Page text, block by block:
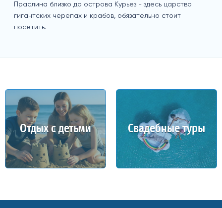
Праслина близко до острова Курьез - здесь царство
гигантских черепах и крабов, обязательно стоит
посетить.
Отдых с детьми Свадебные туры